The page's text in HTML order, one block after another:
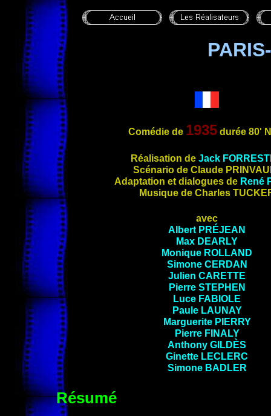
Comédie de 1935durée 80'
Réalisation de Jack
Scénario de Claude
Adaptation et dialogues de René
Musique de Charles
avec
Albert PRÉJEAN
Max DEARLY
Monique ROLLAND
Simone CERDAN
Julien CARETTE
Pierre STEPHEN
Luce FABIOLE
Paule LAUNAY
Marguerite PIERRY
Pierre FINALY
Anthony GILDÈS
Ginette LECLERC
Simone BADLER
Résumé